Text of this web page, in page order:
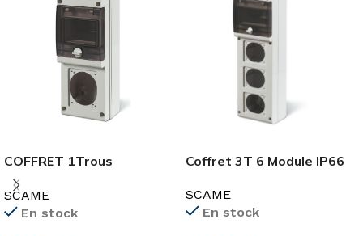
COFFRET 1Trous
4MODULE IP66 SCAME
SCAME
En stock
Coffret 3T 6 Module IP66
SCAME
En stock